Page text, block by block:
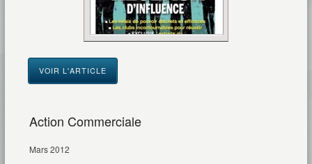
VOIR L'ARTICLE
Action Commerciale
Mars 2012